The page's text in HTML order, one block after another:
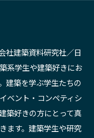
社建築資料研究社／日
系学生や建築好きにお
建築を学ぶ学生たちの
ベント・コンペティシ
築好きの方にとって真
ます。建築学生や研究